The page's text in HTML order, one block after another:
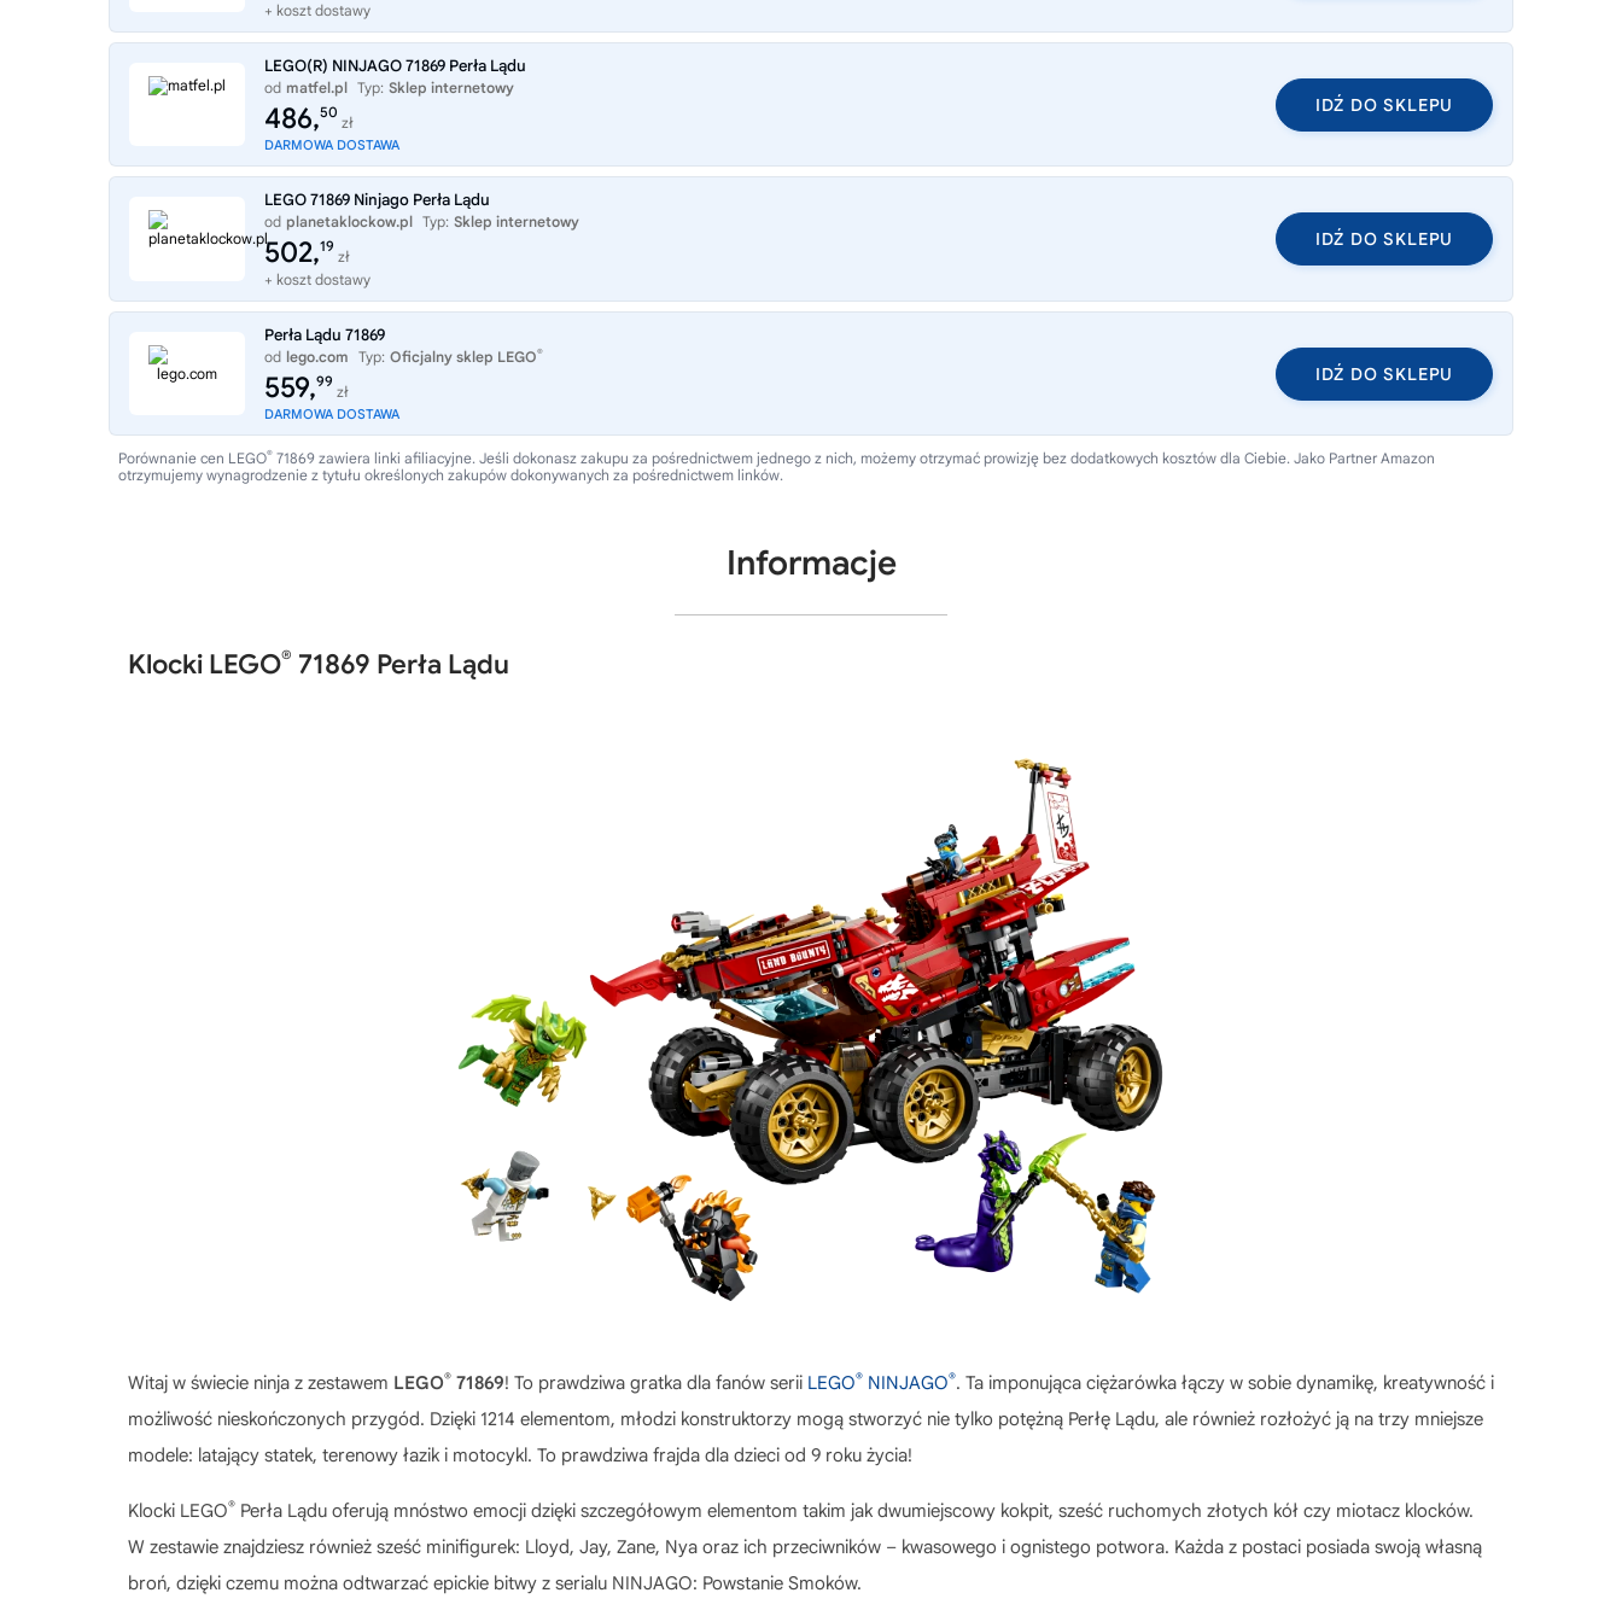
+ koszt dostawy
LEGO(R) NINJAGO 71869 Perła Lądu
od matfel.pl Typ: Sklep internetowy
486,50
zł
DARMOWA DOSTAWA
IDŹ DO SKLEPU
LEGO 71869 Ninjago Perła Lądu
od planetaklockow.pl Typ: Sklep internetowy
502,19
zł
+ koszt dostawy
IDŹ DO SKLEPU
Perła Lądu 71869
od lego.com Typ: Oficjalny sklep LEGO®
559,99
zł
DARMOWA DOSTAWA
IDŹ DO SKLEPU
Porównanie cen LEGO® 71869 zawiera linki afiliacyjne. Jeśli dokonasz zakupu za pośrednictwem jednego z nich, możemy otrzymać prowizję bez dodatkowych kosztów dla Ciebie. Jako Partner Amazon
otrzymujemy wynagrodzenie z tytułu określonych zakupów dokonywanych za pośrednictwem linków.
Informacje
Klocki LEGO® 71869 Perła Lądu
Witaj w świecie ninja z zestawem LEGO® 71869! To prawdziwa gratka dla fanów serii LEGO® NINJAGO®. Ta imponująca ciężarówka łączy w sobie dynamikę, kreatywność i
możliwość nieskończonych przygód. Dzięki 1214 elementom, młodzi konstruktorzy mogą stworzyć nie tylko potężną Perłę Lądu, ale również rozłożyć ją na trzy mniejsze
modele: latający statek, terenowy łazik i motocykl. To prawdziwa frajda dla dzieci od 9 roku życia!
Klocki LEGO® Perła Lądu oferują mnóstwo emocji dzięki szczegółowym elementom takim jak dwumiejscowy kokpit, sześć ruchomych złotych kół czy miotacz klocków.
W zestawie znajdziesz również sześć minifigurek: Lloyd, Jay, Zane, Nya oraz ich przeciwników – kwasowego i ognistego potwora. Każda z postaci posiada swoją własną
broń, dzięki czemu można odtwarzać epickie bitwy z serialu NINJAGO: Powstanie Smoków.